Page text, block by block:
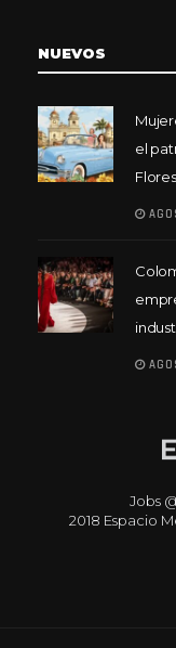
NUEVOS
el
Jobs
2018 Espacio